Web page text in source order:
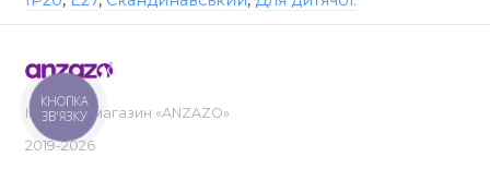
Інтернет-магазин «ANZAZO»
2019-2026
КНОПКА
ЗВ'ЯЗКУ